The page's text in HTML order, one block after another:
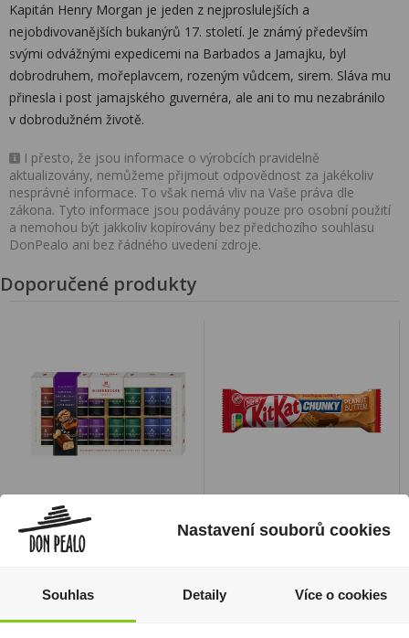
Kapitán Henry Morgan je jeden z nejproslulejších a
nejobdivovanějších bukanýrů 17. století. Je známý především
svými odvážnými expedicemi na Barbados a Jamajku, byl
dobrodruhem, mořeplavcem, rozeným vůdcem, sirem. Sláva mu
přinesla i post jamajského guvernéra, ale ani to mu nezabránilo
v dobrodužném životě.
I přesto, že jsou informace o výrobcích pravidelně
aktualizovány, nemůžeme přijmout odpovědnost za jakékoliv
nesprávné informace. To však nemá vliv na Vaše práva dle
zákona. Tyto informace jsou podávány pouze pro osobní použití
a nemohou být jakkoliv kopírovány bez předchozího souhlasu
DonPealo ani bez řádného uvedení zdroje.
Doporučené produkty
Niederegger Variace
mini marcipánů Dark
Edi.s příchutí v
190 Kč
KitKat ChunKy Peanut
Butter 42g
Cena za:1 ks
Nastavení souborů cookies
Souhlas Detaily Více o cookies